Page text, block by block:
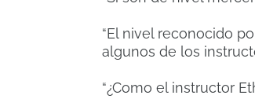
“El nivel reconocido
algunos de los
“¿Como el instructor